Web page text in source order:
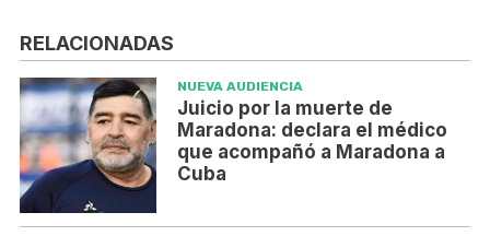
RELACIONADAS
NUEVA AUDIENCIA
Juicio por la muerte de
Maradona: declara el médico
que acompañó a Maradona a
Cuba